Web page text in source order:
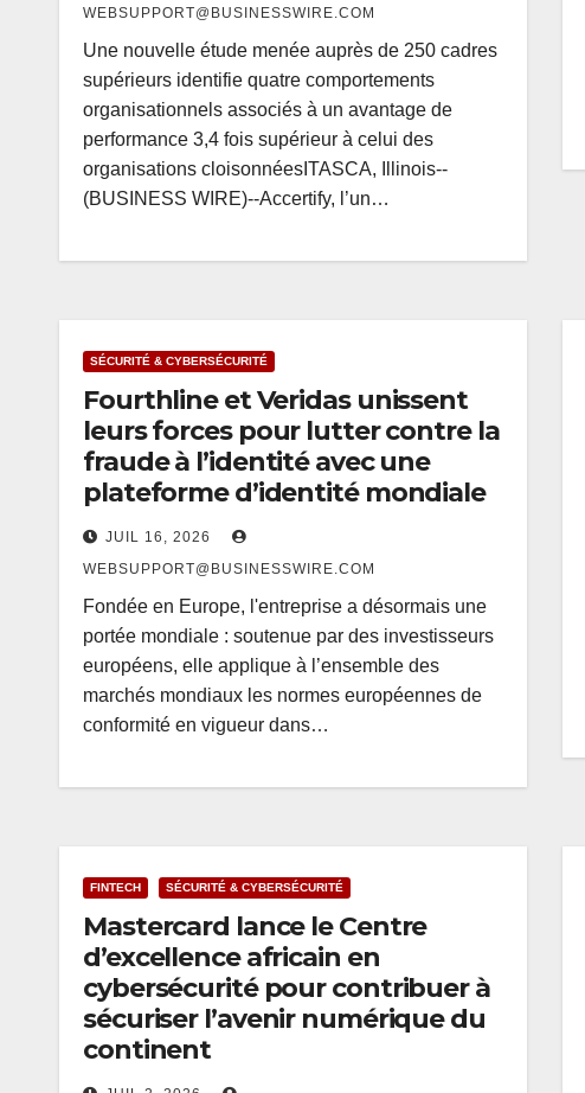
WEBSUPPORT@BUSINESSWIRE.COM
Une nouvelle étude menée auprès de 250 cadres
supérieurs identifie quatre comportements
organisationnels associés à un avantage de
performance 3,4 fois supérieur à celui des
organisations cloisonnéesITASCA, Illinois--
(BUSINESS WIRE)--Accertify, l’un…
SÉCURITÉ & CYBERSÉCURITÉ
Fourthline et Veridas unissent
leurs forces pour lutter contre la
fraude à l’identité avec une
plateforme d’identité mondiale
JUIL 16, 2026
WEBSUPPORT@BUSINESSWIRE.COM
Fondée en Europe, l'entreprise a désormais une
portée mondiale : soutenue par des investisseurs
européens, elle applique à l’ensemble des
marchés mondiaux les normes européennes de
conformité en vigueur dans…
FINTECH SÉCURITÉ & CYBERSÉCURITÉ
Mastercard lance le Centre
d’excellence africain en
cybersécurité pour contribuer à
sécuriser l’avenir numérique du
continent